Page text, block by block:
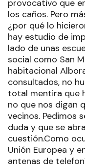
provocativo que
los caños. Pero
¿por qué lo
hay estudio de
lado de unas
social como San
habitacional
consultados, no
total mentira que
no que nos digan
vecinos. Pedimos
duda y que se
cuestión.Como
Unión Europea y
antenas de